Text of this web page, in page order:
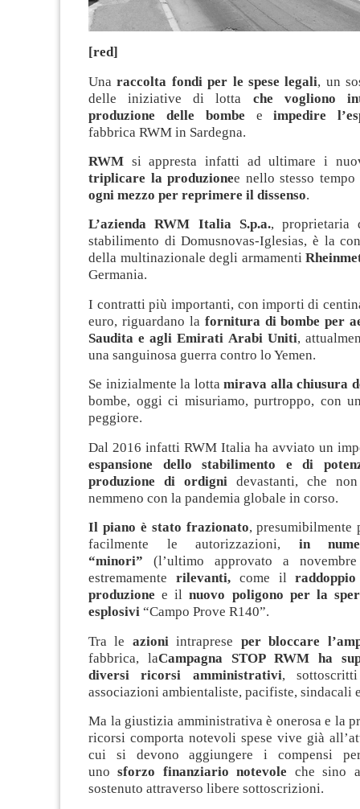
[red]
Unaraccolta fondi per le spese legali, un
delle iniziative di lotta che vogliono
produzione delle bombe eimpedire
fabbrica RWM in Sardegna.
RWM si appresta infatti ad ultimare i
triplicare la produzionee nello stesso tempo
ogni mezzo per reprimere il dissenso.
L’azienda RWM Italia S.p.a., proprietaria
stabilimento di Domusnovas-Iglesias, è la
della multinazionale degli armamenti
Germania.
I contratti più importanti, con importi di
euro, riguardano la fornitura di bombe per
Saudita e agli Emirati Arabi Uniti,
una sanguinosa guerra contro lo Yemen.
Se inizialmente la lottamirava alla chiusura
bombe, oggi ci misuriamo, purtroppo, con
peggiore.
Dal 2016 infatti RWM Italia ha avviato un
espansione dello stabilimento e di
produzione di ordigni devastanti, che
nemmeno con la pandemia globale in corso.
Il piano è stato frazionato, presumibilmente
facilmente le autorizzazioni, in
“minori” (l’ultimo approvato a
estremamente rilevanti,come il
produzione e ilnuovo poligono per la
esplosivi “Campo Prove R140”.
Tra le azioni intraprese per bloccare
fabbrica, laCampagna STOP RWM ha
diversi ricorsi amministrativi,
associazioni ambientaliste, pacifiste, sindacali
Ma la giustizia amministrativa è onerosa e la
ricorsi comporta notevoli spese vive già
cui si devono aggiungere i compensi
unosforzo finanziario notevole che sino
sostenuto attraverso libere sottoscrizioni.